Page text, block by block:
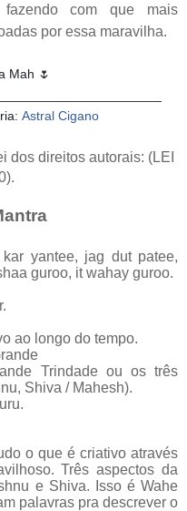
fazendo com que mais
por essa maravilha.
Mah 🌷
Astral Cigano
dos direitos autorais: (LEI
yantee, jag dut patee,
guroo, it wahay guroo.
ao longo do tempo.
Trindade ou os três
Shiva / Mahesh).
o que é criativo através
Três aspectos da
e Shiva. Isso é Wahe
palavras pra descrever o